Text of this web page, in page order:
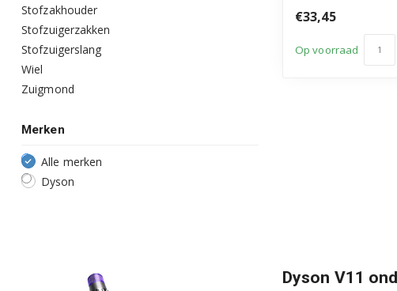
Stofzakhouder
Stofzuigerzakken
Stofzuigerslang
Wiel
Zuigmond
Merken
Alle merken
Dyson
• Geschikt voor
€33,45
Op voorraad
Dyson V11